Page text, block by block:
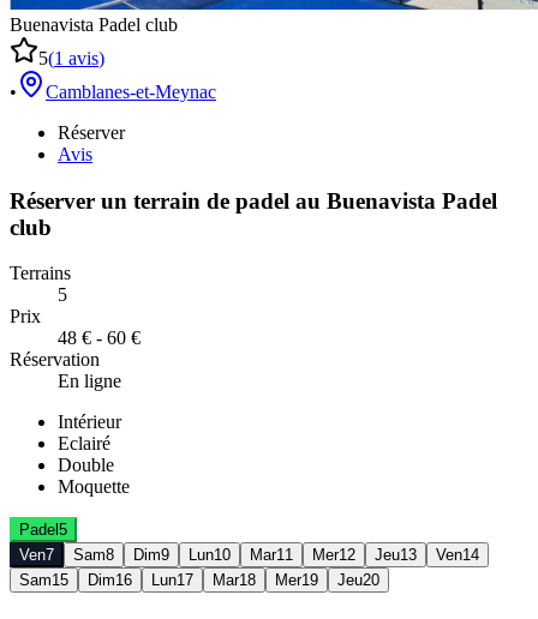
Buenavista Padel club
5(1 avis)
•
Camblanes-et-Meynac
Réserver
Avis
Réserver un terrain de padel au Buenavista Padel
club
Terrains
5
Prix
48 € - 60 €
Réservation
En ligne
Intérieur
Eclairé
Double
Moquette
Padel 5
Ven7 Sam8 Dim9 Lun10 Mar11 Mer12 Jeu13 Ven14
Sam15 Dim16 Lun17 Mar18 Mer19 Jeu20